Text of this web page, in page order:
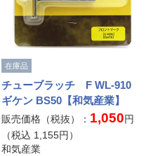
在庫品
チューブラッチ F WL-910
ギケン BS50【和気産業】
販売価格（税抜）： 1,050円
（税込 1,155円）
和気産業